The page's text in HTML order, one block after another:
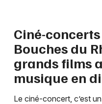
Ciné-
Bouches du
grands films
musique en
Le ciné-concert, c’est